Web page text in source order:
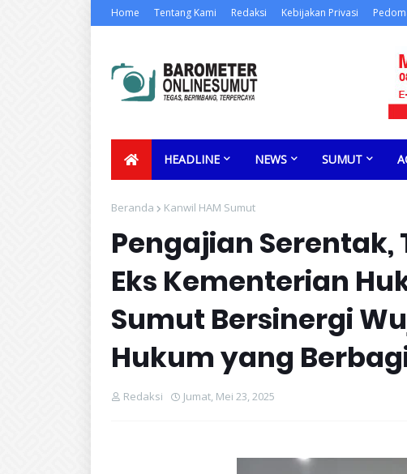
Home Tentang Kami Redaksi Kebijakan Privasi
HEADLINE NEWS SUMUT
Beranda Kanwil HAM Sumut
Pengajian
Eks Kementerian
Sumut Bersinergi
Hukum yang
Redaksi Jumat, Mei 23, 2025